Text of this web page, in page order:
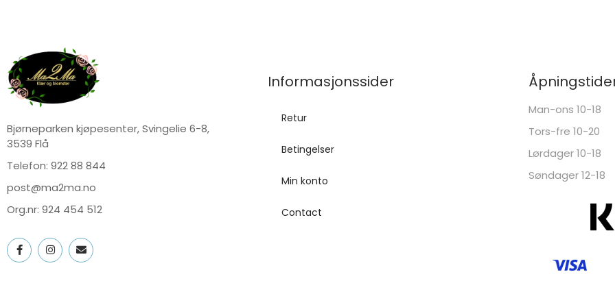
Bjørneparken kjøpesenter, Svingelie 6-8,
3539 Flå
Telefon: 922 88 844
post@ma2ma.no
Org.nr: 924 454 512
Informasjonssider
Retur
Betingelser
Min konto
Contact
Man-ons 10-18
Tors-fre 10-20
Lørdager 10-18
Søndager 12-18